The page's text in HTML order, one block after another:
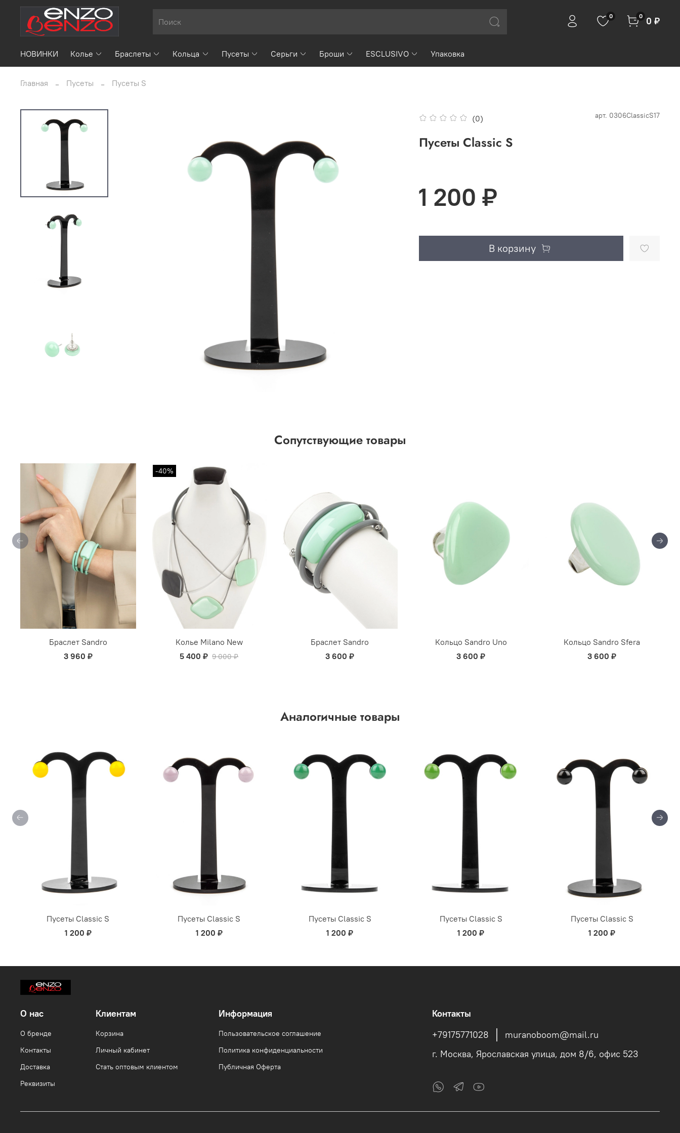
0 0 0 ₽
НОВИНКИ Колье Браслеты Кольца Пусеты Серьги Броши ESCLUSIVO Упаковка
Главная Пусеты Пусеты S
(0) арт. 0306ClassicS17
Пусеты Classic S
1 200 ₽
В корзину
Сопутствующие товары
Браслет Sandro
3 960 ₽
-40%
Колье Milano New
5 400 ₽ 9 000 ₽
Браслет Sandro
3 600 ₽
Кольцо Sandro Uno
3 600 ₽
Кольцо Sandro Sfera
3 600 ₽
Аналогичные товары
Пусеты Classic S
1 200 ₽
Пусеты Classic S
1 200 ₽
Пусеты Classic S
1 200 ₽
Пусеты Classic S
1 200 ₽
Пусеты Classic S
1 200 ₽
О нас
О бренде
Контакты
Доставка
Реквизиты
Клиентам
Корзина
Личный кабинет
Стать оптовым клиентом
Информация
Пользовательское соглашение
Политика конфиденциальности
Публичная Оферта
Контакты
+79175771028
muranoboom@mail.ru
г. Москва, Ярославская улица, дом 8/6, офис 523